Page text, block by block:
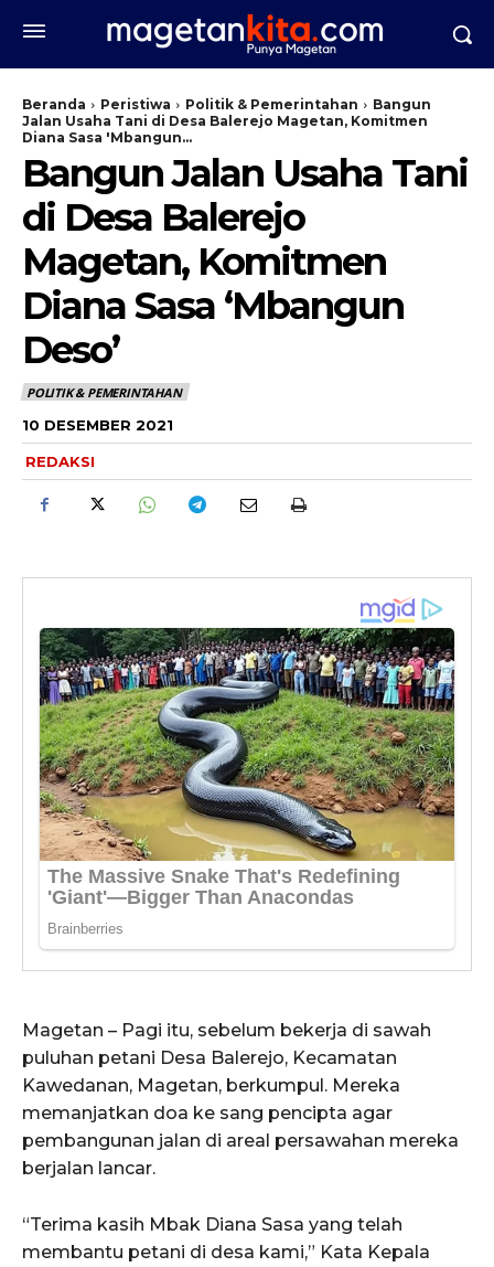
Beranda Peristiwa Politik & Pemerintahan
Bangun
Jalan Usaha Tani di Desa Balerejo Magetan, Komitmen
Diana Sasa 'Mbangun...
Bangun Jalan Usaha Tani
di Desa Balerejo
Magetan, Komitmen
Diana Sasa ‘Mbangun
Deso’
POLITIK & PEMERINTAHAN
10 DESEMBER 2021
REDAKSI
Magetan – Pagi itu, sebelum bekerja di sawah
puluhan petani Desa Balerejo, Kecamatan
Kawedanan, Magetan, berkumpul. Mereka
memanjatkan doa ke sang pencipta agar
pembangunan jalan di areal persawahan mereka
berjalan lancar.
“Terima kasih Mbak Diana Sasa yang telah
membantu petani di desa kami,” Kata Kepala